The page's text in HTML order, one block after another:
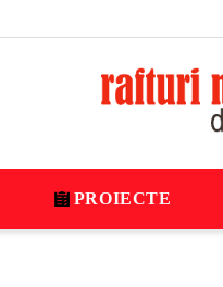
PROIECTE